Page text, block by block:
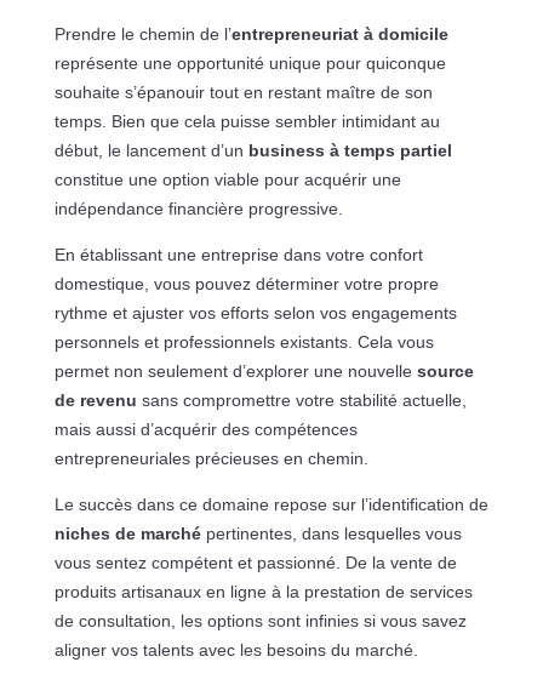
Prendre le chemin de l’entrepreneuriat à domicile
représente une opportunité unique pour quiconque
souhaite s’épanouir tout en restant maître de son
temps. Bien que cela puisse sembler intimidant au
début, le lancement d’un business à temps partiel
constitue une option viable pour acquérir une
indépendance financière progressive.
En établissant une entreprise dans votre confort
domestique, vous pouvez déterminer votre propre
rythme et ajuster vos efforts selon vos engagements
personnels et professionnels existants. Cela vous
permet non seulement d’explorer une nouvelle source
de revenu sans compromettre votre stabilité actuelle,
mais aussi d’acquérir des compétences
entrepreneuriales précieuses en chemin.
Le succès dans ce domaine repose sur l’identification de
niches de marchépertinentes, dans lesquelles vous
vous sentez compétent et passionné. De la vente de
produits artisanaux en ligne à la prestation de services
de consultation, les options sont infinies si vous savez
aligner vos talents avec les besoins du marché.